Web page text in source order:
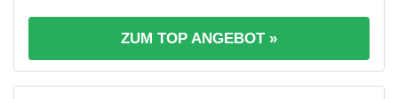
ZUM TOP ANGEBOT »